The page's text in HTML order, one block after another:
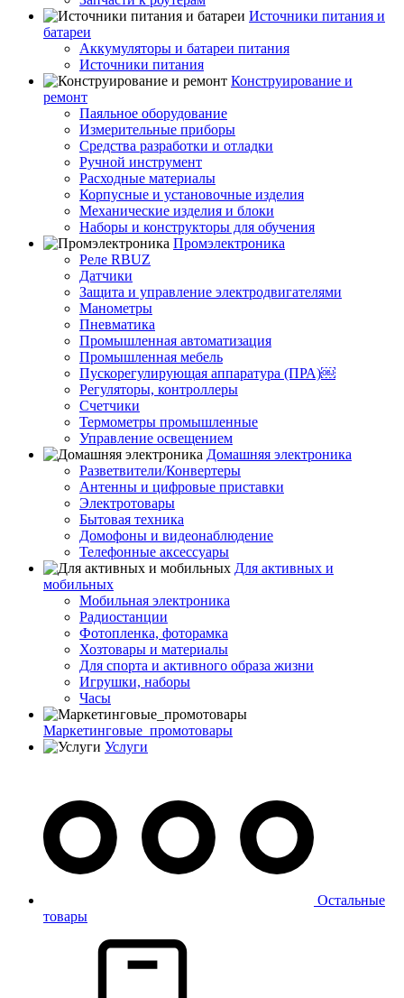
Источники питания и
батареи
Аккумуляторы и батареи питания
Источники питания
Конструирование и
ремонт
Паяльное оборудование
Измерительные приборы
Средства разработки и отладки
Ручной инструмент
Расходные материалы
Корпусные и установочные изделия
Механические изделия и блоки
Наборы и конструкторы для обучения
Промэлектроника
Реле RBUZ
Датчики
Защита и управление электродвигателями
Манометры
Пневматика
Промышленная автоматизация
Промышленная мебель
Пускорегулирующая аппаратура (ПРА)￼
Регуляторы, контроллеры
Счетчики
Термометры промышленные
Управление освещением
Домашняя электроника
Разветвители/Конвертеры
Антенны и цифровые приставки
Электротовары
Бытовая техника
Домофоны и видеонаблюдение
Телефонные аксессуары
Для активных и
мобильных
Мобильная электроника
Радиостанции
Фотопленка, фоторамка
Хозтовары и материалы
Для спорта и активного образа жизни
Игрушки, наборы
Часы
Маркетинговые_промотовары
Услуги
Остальные
товары